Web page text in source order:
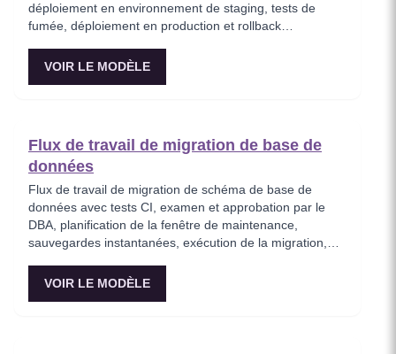
déploiement en environnement de staging, tests de
fumée, déploiement en production et rollback
VOIR LE MODÈLE
Flux de travail de migration de base de
données
Flux de travail de migration de schéma de base de
données avec tests CI, examen et approbation par le
DBA, planification de la fenêtre de maintenance,
sauvegardes instantanées, exécution de la migration,
automatique.
VOIR LE MODÈLE